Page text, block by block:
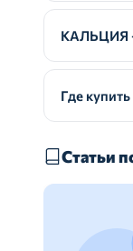
КАЛЬЦИЯ
Где
Статьи